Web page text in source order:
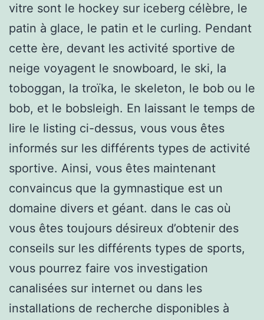
vitre sont le hockey sur iceberg célèbre, le
patin à glace, le patin et le curling. Pendant
cette ère, devant les activité sportive de
neige voyagent le snowboard, le ski, la
toboggan, la troïka, le skeleton, le bob ou le
bob, et le bobsleigh. En laissant le temps de
lire le listing ci-dessus, vous vous êtes
informés sur les différents types de activité
sportive. Ainsi, vous êtes maintenant
convaincus que la gymnastique est un
domaine divers et géant. dans le cas où
vous êtes toujours désireux d’obtenir des
conseils sur les différents types de sports,
vous pourrez faire vos investigation
canalisées sur internet ou dans les
installations de recherche disponibles à